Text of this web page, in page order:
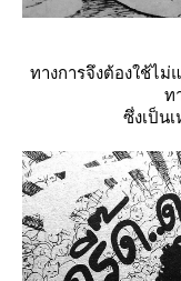
ทางการจึงต้องใช้ไม่
ท
ซึ่งเป็น